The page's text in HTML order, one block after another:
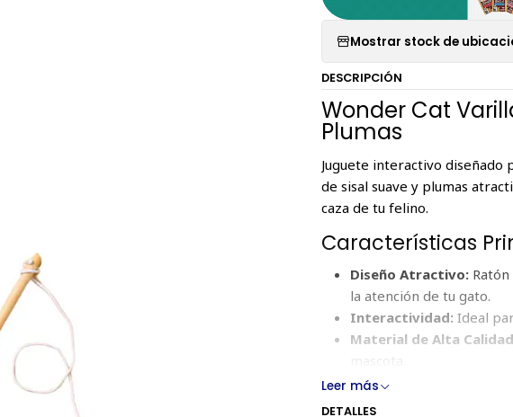
Mostrar stock de
DESCRIPCIÓN
Wonder Cat
Plumas
Juguete interactivo
de sisal suave y plumas
caza de tu felino.
Características
Diseño Atractivo:
la atención de tu gato.
Interactividad: Ideal
Material de Alta
Varilla de madera:
Leer más
DETALLES